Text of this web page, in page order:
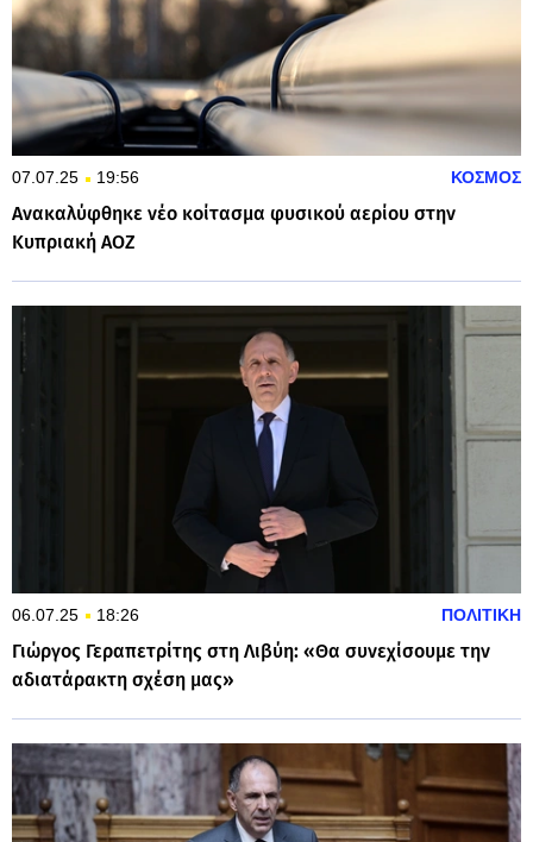
07.07.25 19:56 ΚΟΣΜΟΣ
Ανακαλύφθηκε νέο κοίτασμα φυσικού αερίου στην
Κυπριακή ΑΟΖ
06.07.25 18:26 ΠΟΛΙΤΙΚΗ
Γιώργος Γεραπετρίτης στη Λιβύη: «Θα συνεχίσουμε την
αδιατάρακτη σχέση μας»